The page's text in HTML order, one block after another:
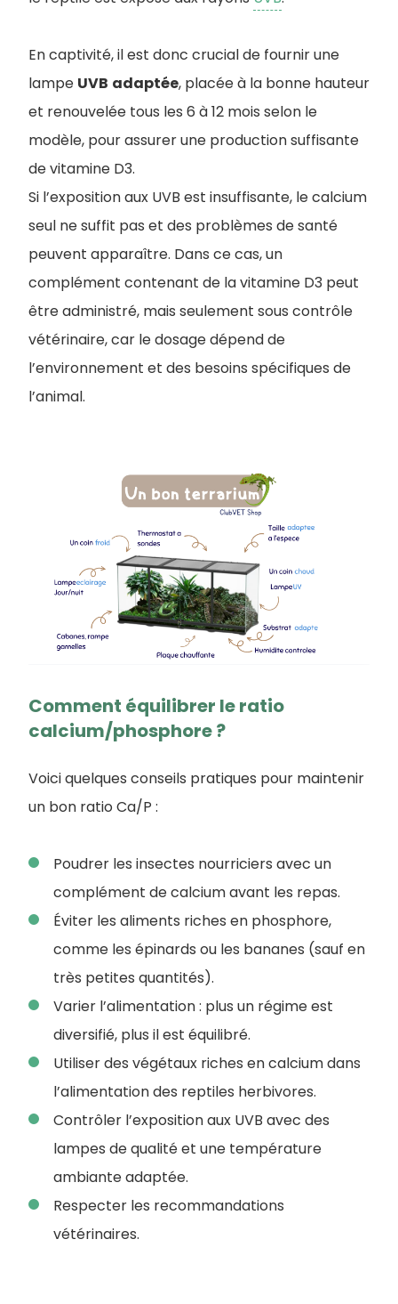
En captivité, il est donc crucial de fournir une
lampe UVB adaptée, placée à la bonne hauteur
et renouvelée tous les 6 à 12 mois selon le
modèle, pour assurer une production suffisante
de vitamine D3.
Si l’exposition aux UVB est insuffisante, le calcium
seul ne suffit pas et des problèmes de santé
peuvent apparaître. Dans ce cas, un
complément contenant de la vitamine D3 peut
être administré, mais seulement sous contrôle
vétérinaire, car le dosage dépend de
l’environnement et des besoins spécifiques de
l’animal.
Comment équilibrer le ratio
calcium/phosphore ?
Voici quelques conseils pratiques pour maintenir
un bon ratio Ca/P :
Poudrer les insectes nourriciers avec un
complément de calcium avant les repas.
Éviter les aliments riches en phosphore,
comme les épinards ou les bananes (sauf en
très petites quantités).
Varier l’alimentation : plus un régime est
diversifié, plus il est équilibré.
Utiliser des végétaux riches en calcium dans
l’alimentation des reptiles herbivores.
Contrôler l’exposition aux UVB avec des
lampes de qualité et une température
ambiante adaptée.
Respecter les recommandations
vétérinaires.